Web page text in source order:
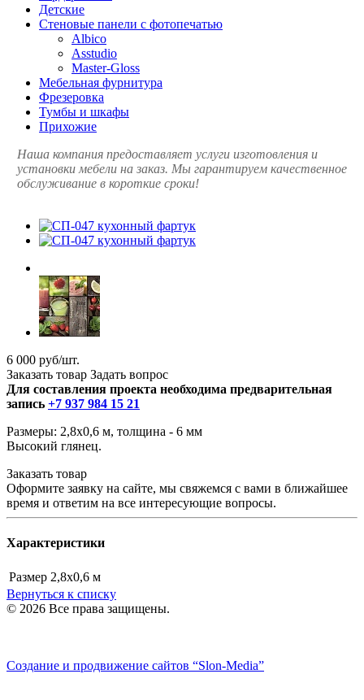
Детские
Стеновые панели с фотопечатью
Albico
Asstudio
Master-Gloss
Мебельная фурнитура
Фрезеровка
Тумбы и шкафы
Прихожие
Наша компания предоставляет услуги изготовления и
установки мебели на заказ. Мы гарантируем качественное
обслуживание в короткие сроки!
6 000 руб/шт.
Заказать товар Задать вопрос
Для составления проекта необходима предварительная
запись +7 937 984 15 21
Размеры: 2,8х0,6 м, толщина - 6 мм
Высокий глянец.
Заказать товар
Оформите заявку на сайте, мы свяжемся с вами в ближайшее
время и ответим на все интересующие вопросы.
Характеристики
Размер 2,8х0,6 м
Вернуться к списку
© 2026 Все права защищены.
Создание и продвижение сайтов “Slon-Media”